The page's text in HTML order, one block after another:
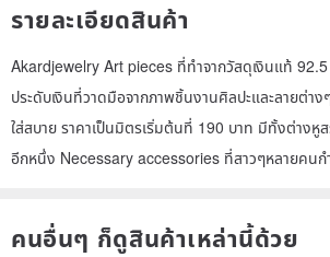
รายละเอียดสินค้า
Akardjewelry Art pieces ที่ทำจากวัสดุเงินแท้
ประดับเงินที่วาดมือจากภาพชิ้นงานศิลปะและลายต่าง
ใส่สบาย ราคาเป็นมิตรเริ่มต้นที่ 190 บาท มีทั้งต่างหู
อีกหนึ่ง Necessary accessories ที่สาวๆหลายคน
คนอื่นๆ ก็ดูสินค้าเหล่านี้ด้วย